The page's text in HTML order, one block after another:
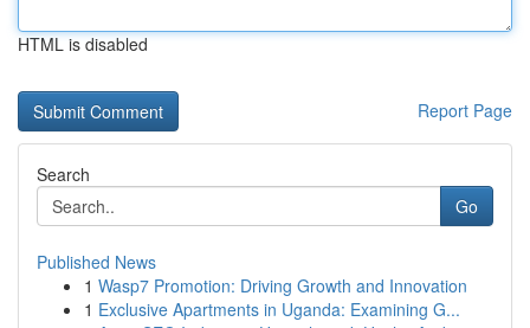
HTML is disabled
Report Page
Search
Go
Published News
1 Wasp7 Promotion: Driving Growth and Innovation
1 Exclusive Apartments in Uganda: Examining G...